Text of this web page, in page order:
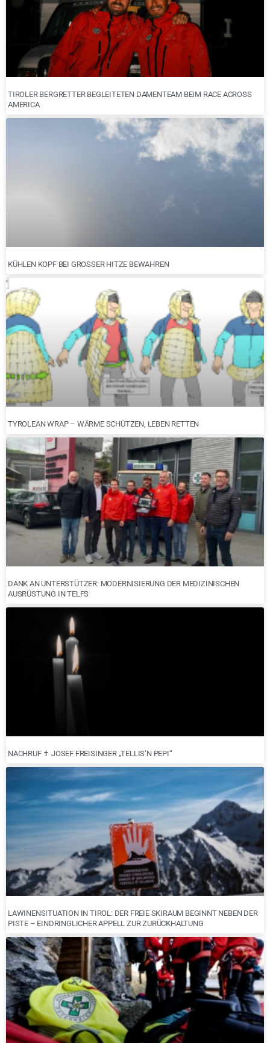
TIROLER BERGRETTER BEGLEITETEN DAMENTEAM BEIM RACE ACROSS
AMERICA
KÜHLEN KOPF BEI GROSSER HITZE BEWAHREN
TYROLEAN WRAP – WÄRME SCHÜTZEN, LEBEN RETTEN
DANK AN UNTERSTÜTZER: MODERNISIERUNG DER MEDIZINISCHEN
AUSRÜSTUNG IN TELFS
NACHRUF ✝︎ JOSEF FREISINGER „TELLIS’N PEPI“
LAWINENSITUATION IN TIROL: DER FREIE SKIRAUM BEGINNT NEBEN DER
PISTE – EINDRINGLICHER APPELL ZUR ZURÜCKHALTUNG